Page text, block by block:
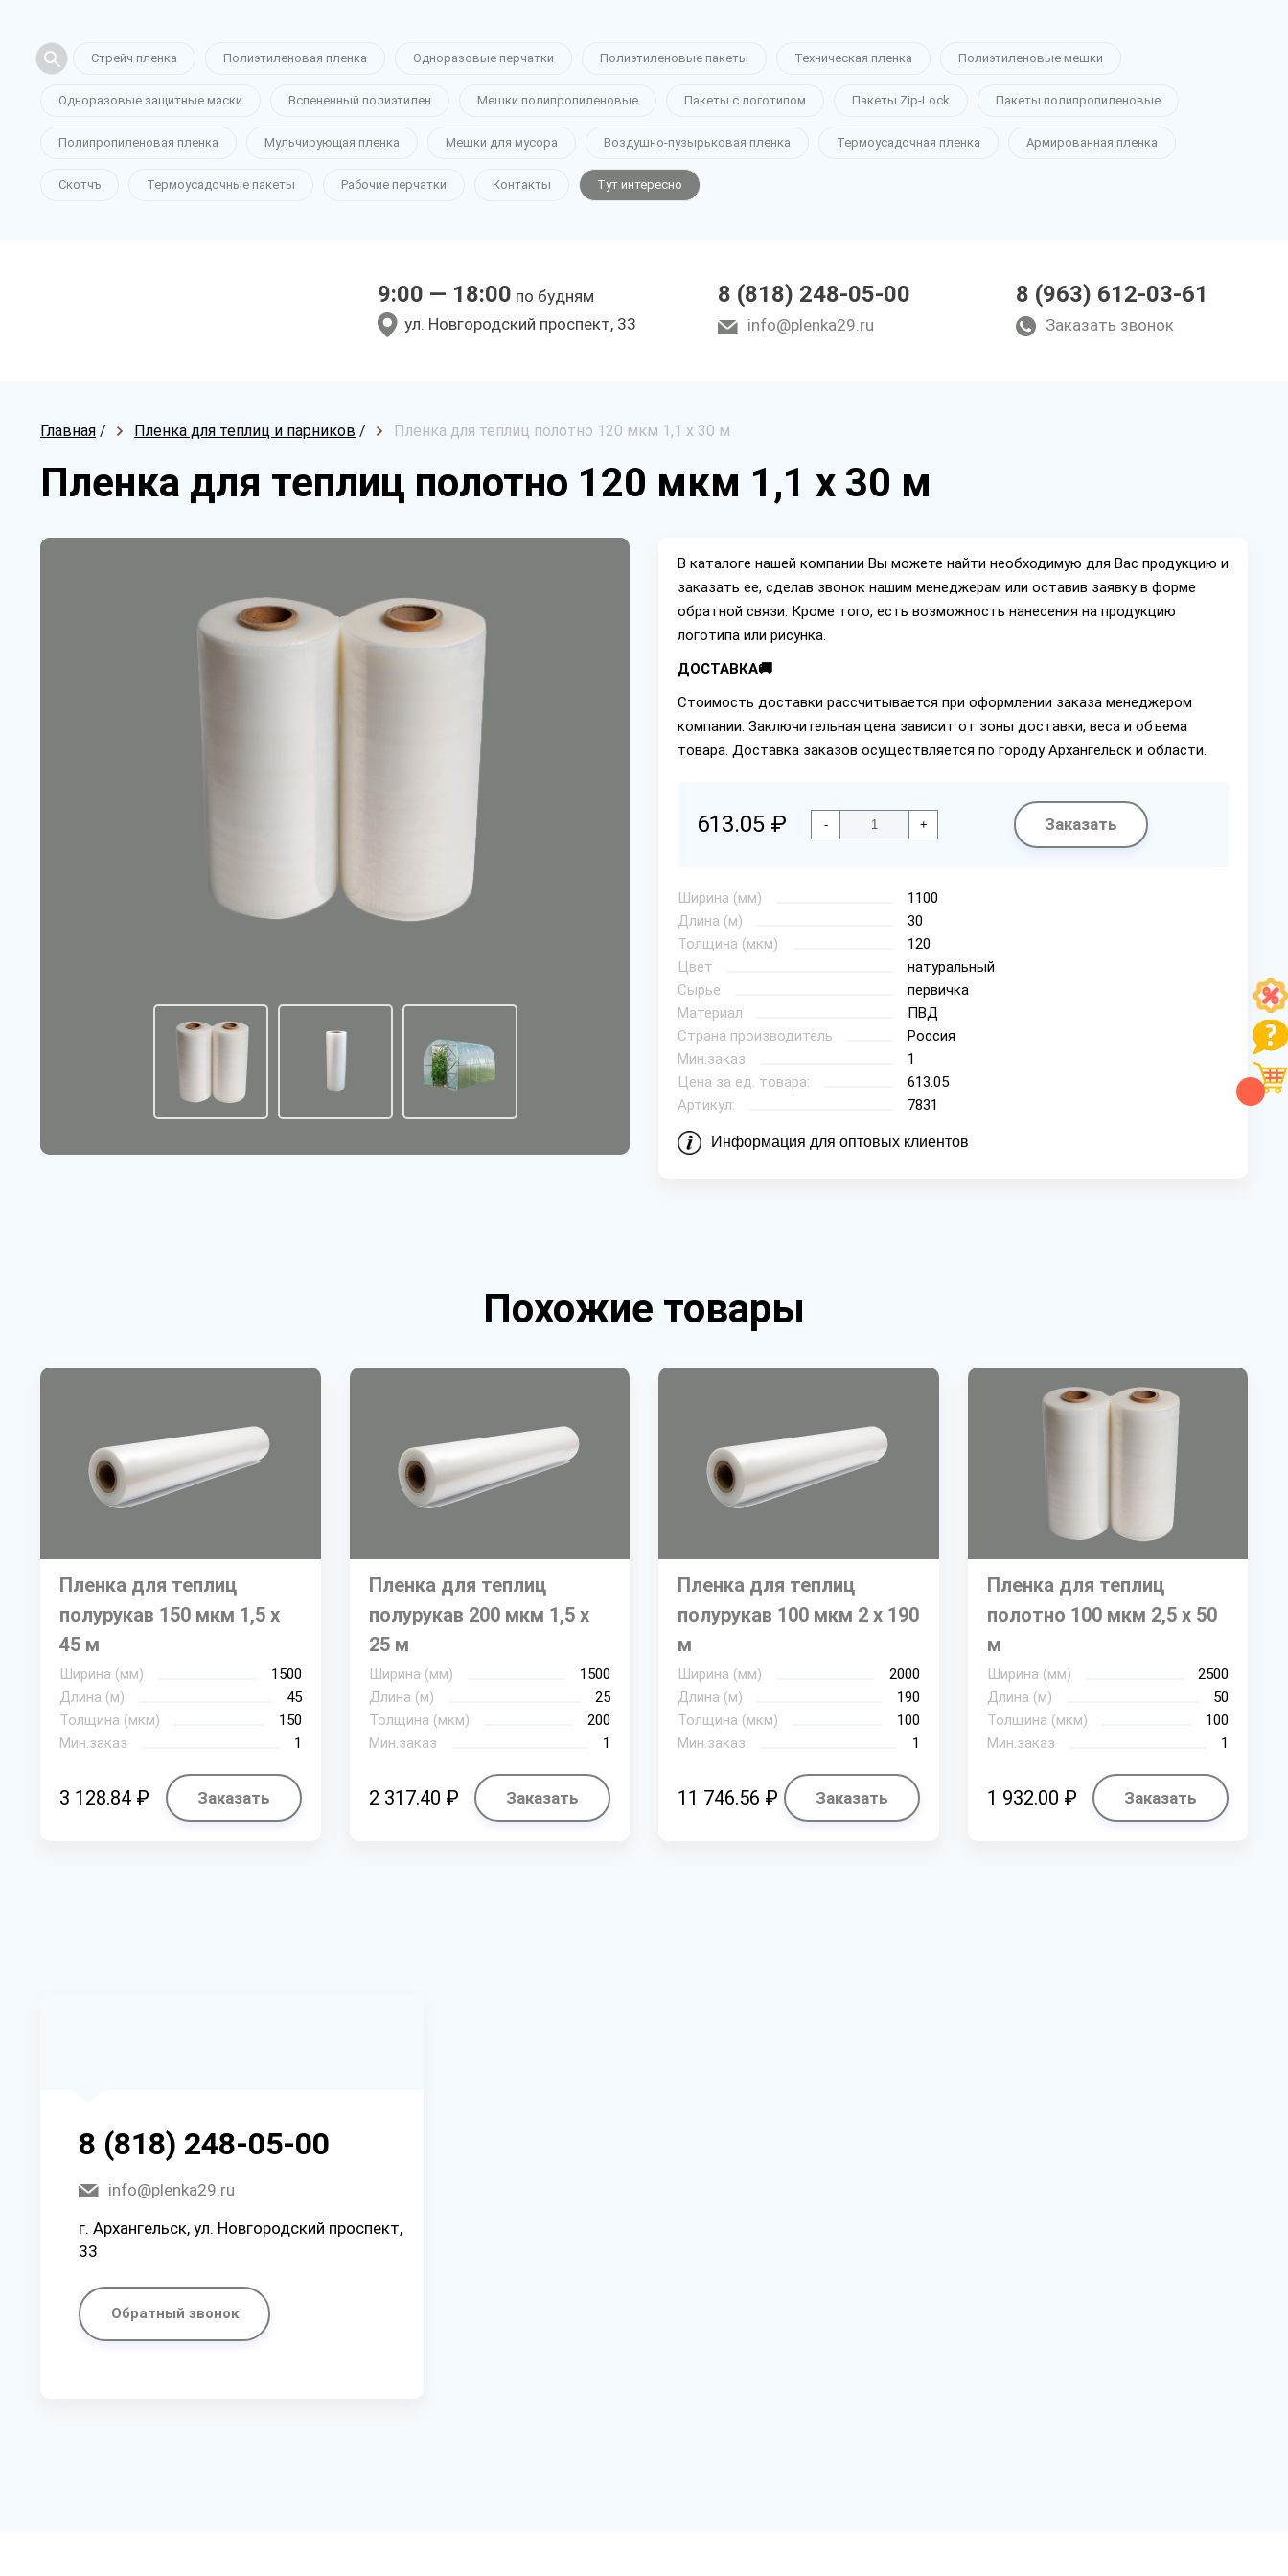
Стрейч пленка Полиэтиленовая пленка Одноразовые перчатки Полиэтиленовые пакеты Техническая пленка Полиэтиленовые мешки
Одноразовые защитные маски Вспененный полиэтилен Мешки полипропиленовые Пакеты с логотипом Пакеты Zip-Lock Пакеты полипропиленовые
Полипропиленовая пленка Мульчирующая пленка Мешки для мусора Воздушно-пузырьковая пленка Термоусадочная пленка Армированная пленка
Скотчъ Термоусадочные пакеты Рабочие перчатки Контакты Тут интересно
9:00 — 18:00 по будням
ул. Новгородский проспект, 33
8 (818) 248-05-00
info@plenka29.ru
8 (963) 612-03-61
Заказать звонок
Главная / Пленка для теплиц и парников / Пленка для теплиц полотно 120 мкм 1,1 х 30 м
Пленка для теплиц полотно 120 мкм 1,1 х 30 м
В каталоге нашей компании Вы можете найти необходимую для Вас продукцию и
заказать ее, сделав звонок нашим менеджерам или оставив заявку в форме
обратной связи. Кроме того, есть возможность нанесения на продукцию
логотипа или рисунка.
ДОСТАВКА🚚
Стоимость доставки рассчитывается при оформлении заказа менеджером
компании. Заключительная цена зависит от зоны доставки, веса и объема
товара. Доставка заказов осуществляется по городу Архангельск и области.
613.05 ₽ - + Заказать
Ширина (мм)
1100
Длина (м)
30
Толщина (мкм)
120
Цвет
натуральный
Сырье
первичка
Материал
ПВД
Страна производитель
Россия
Мин.заказ
1
Цена за ед. товара:
613.05
Артикул:
7831
Информация для оптовых клиентов
Похожие товары
Пленка для теплиц
полурукав 150 мкм 1,5 х
45 м
Ширина (мм)
1500
Длина (м)
45
Толщина (мкм)
150
Мин.заказ
1
3 128.84 ₽ Заказать
Пленка для теплиц
полурукав 200 мкм 1,5 х
25 м
Ширина (мм)
1500
Длина (м)
25
Толщина (мкм)
200
Мин.заказ
1
2 317.40 ₽ Заказать
Пленка для теплиц
полурукав 100 мкм 2 х 190
м
Ширина (мм)
2000
Длина (м)
190
Толщина (мкм)
100
Мин.заказ
1
11 746.56 ₽ Заказать
Пленка для теплиц
полотно 100 мкм 2,5 х 50
м
Ширина (мм)
2500
Длина (м)
50
Толщина (мкм)
100
Мин.заказ
1
1 932.00 ₽ Заказать
8 (818) 248-05-00
info@plenka29.ru
г. Архангельск, ул. Новгородский проспект,
33
Обратный звонок